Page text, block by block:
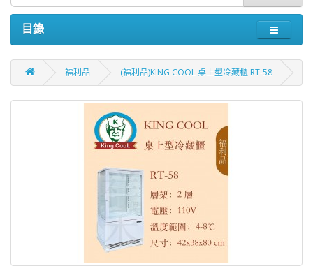
目錄
福利品 (福利品)KING COOL 桌上型冷藏櫃 RT-58